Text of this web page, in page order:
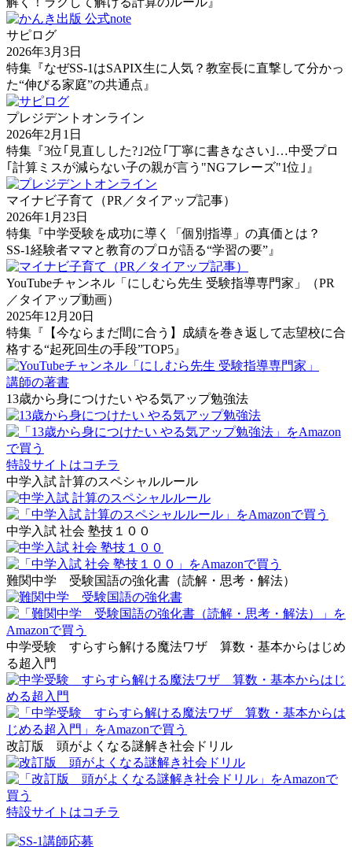
サピログ
2026年3月3日
特集『なぜSS-1はSAPIX生に人気？教室長に直撃して分かっ
た“伸びる家庭”の共通点』
プレジデントオンライン
2026年2月1日
特集『3位｢見直しした?｣2位｢丁寧に書きなさい｣…中受プロ
｢計算ミスが減らない子の親が言う"NGフレーズ"1位｣』
マイナビ子育て（PR／タイアップ記事）
2026年1月23日
特集『中学受験を成功に導く「個別指導」の真価とは？
SS-1経験者ママと教育のプロが語る“学習の要”』
YouTubeチャンネル「にしむら先生 受験指導専門家」（PR
／タイアップ動画）
2025年12月20日
特集『【今ならまだ間に合う】成績を巻き返して志望校に合
格する“起死回生の手段”TOP5』
講師の著書
13歳から身につけたい やる気アップ勉強法
特設サイトはコチラ
中学入試 計算のスペシャルルール
中学入試 社会 塾技１００
難関中学 受験国語の強化書（読解・思考・解法）
中学受験 すらすら解ける魔法ワザ 算数・基本からはじめ
る超入門
改訂版 頭がよくなる謎解き社会ドリル
特設サイトはコチラ